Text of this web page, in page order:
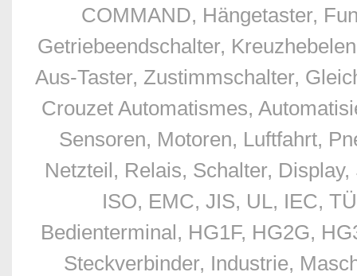
COMMAND, Hängetaster,
Getriebeendschalter,
Aus-Taster, Zustimmschalter,
Crouzet Automatismes,
Sensoren, Motoren, Luftfahrt,
Netzteil, Relais, Schalter,
ISO, EMC, JIS, UL, IEC,
Bedienterminal, HG1F, HG2G,
Steckverbinder, Industrie,